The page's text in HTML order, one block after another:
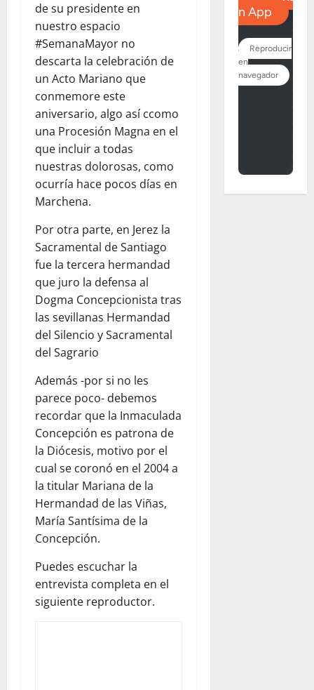
de su presidente en
nuestro espacio
#SemanaMayor no
descarta la celebración de
un Acto Mariano que
conmemore este
aniversario, algo así ccomo
una Procesión Magna en el
que incluir a todas
nuestras dolorosas, como
ocurría hace pocos días en
Marchena.
Por otra parte, en Jerez la
Sacramental de Santiago
fue la tercera hermandad
que juro la defensa al
Dogma Concepcionista tras
las sevillanas Hermandad
del Silencio y Sacramental
del Sagrario
Además -por si no les
parece poco- debemos
recordar que la Inmaculada
Concepción es patrona de
la Diócesis, motivo por el
cual se coronó en el 2004 a
la titular Mariana de la
Hermandad de las Viñas,
María Santísima de la
Concepción.
Puedes escuchar la
entrevista completa en el
siguiente reproductor.